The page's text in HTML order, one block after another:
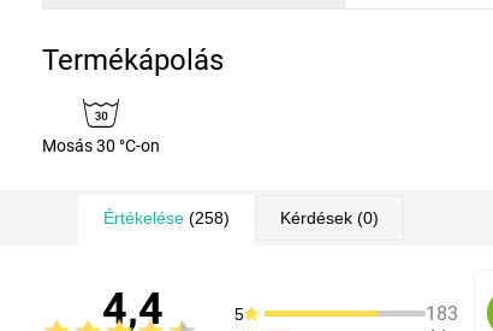
Termékápolás
Mosás 30 °C-on
Értékelése (258) Kérdések (0)
4,4 5 183